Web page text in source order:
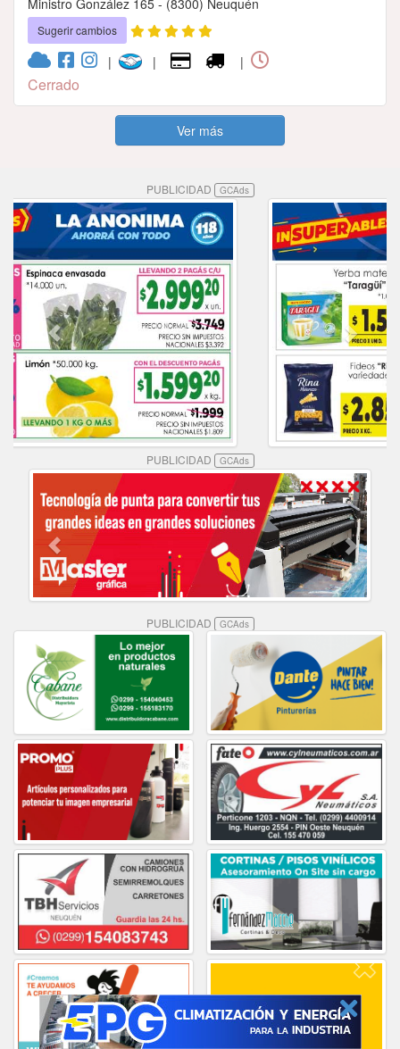
Sugerir cambios
| | |
Cerrado
Ver más
PUBLICIDAD GCAds
PUBLICIDAD GCAds
PUBLICIDAD GCAds